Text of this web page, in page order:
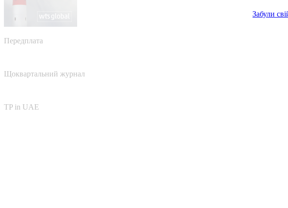
Забули
Передплата
Щоквартальний журнал
TP in UAE